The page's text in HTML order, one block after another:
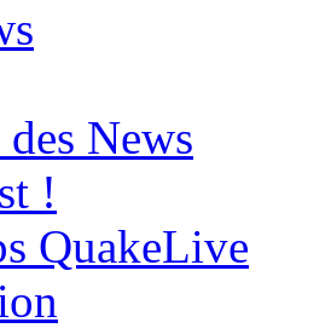
News
!
QuakeLive